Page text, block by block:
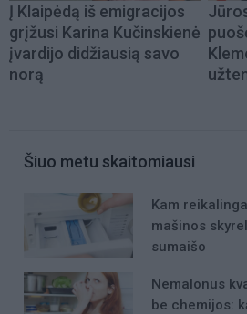
Į Klaipėdą iš emigracijos
grįžusi Karina Kučinskienė
įvardijo didžiausią savo
norą
Šiuo metu skaitomiausi
Kam
mašinos
sumaišo
Nemalonus
be chemijos: